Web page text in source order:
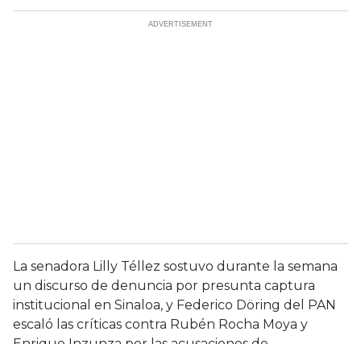
La senadora Lilly Téllez sostuvo durante la semana
un discurso de denuncia por presunta captura
institucional en Sinaloa, y Federico Döring del PAN
escaló las críticas contra Rubén Rocha Moya y